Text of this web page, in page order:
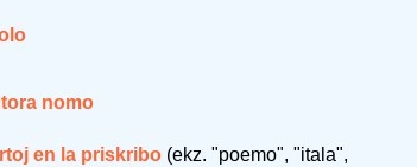
nomo
en la priskribo (ekz. "poemo", "itala",